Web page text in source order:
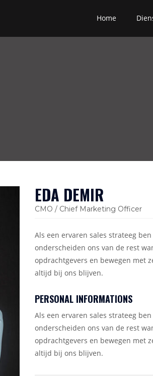
Home
EDA DEMIR
CMO / Chief Marketing Officer
Als een ervaren sales strateeg
onderscheiden ons van de rest
opdrachtgevers en bewegen met
altijd bij ons blijven.
PERSONAL INFORMATIONS
Als een ervaren sales strateeg
onderscheiden ons van de rest
opdrachtgevers en bewegen met
altijd bij ons blijven.